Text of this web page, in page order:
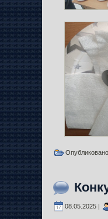
08.05.2025 |